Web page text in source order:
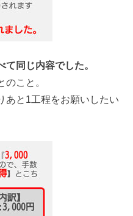
同じ内容でした。
こと。
あと1工程をお願いしたい